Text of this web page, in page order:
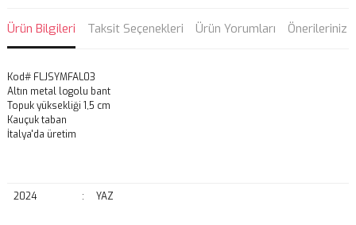
Ürün Bilgileri Taksit Seçenekleri Ürün Yorumları Önerileriniz
Kod# FLJSYMFAL03
Altın metal logolu bant
Topuk yüksekliği 1,5 cm
Kauçuk taban
İtalya'da üretim
2024 : YAZ